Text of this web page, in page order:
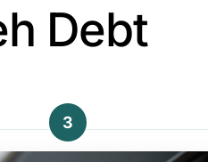
Debt
3